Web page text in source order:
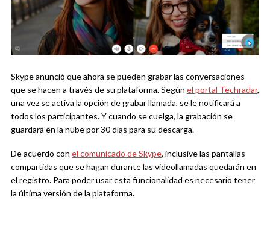
Skype anunció que ahora se pueden grabar las conversaciones
que se hacen a través de su plataforma. Según el portal Techradar,
una vez se activa la opción de grabar llamada, se le notificará a
todos los participantes. Y cuando se cuelga, la grabación se
guardará en la nube por 30 días para su descarga.
De acuerdo con el comunicado de Skype, inclusive las pantallas
compartidas que se hagan durante las videollamadas quedarán en
el registro. Para poder usar esta funcionalidad es necesario tener
la última versión de la plataforma.